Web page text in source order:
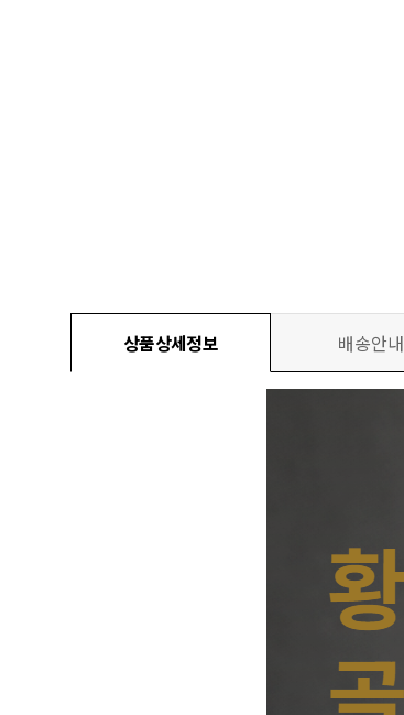
상품상세정보 배송안내